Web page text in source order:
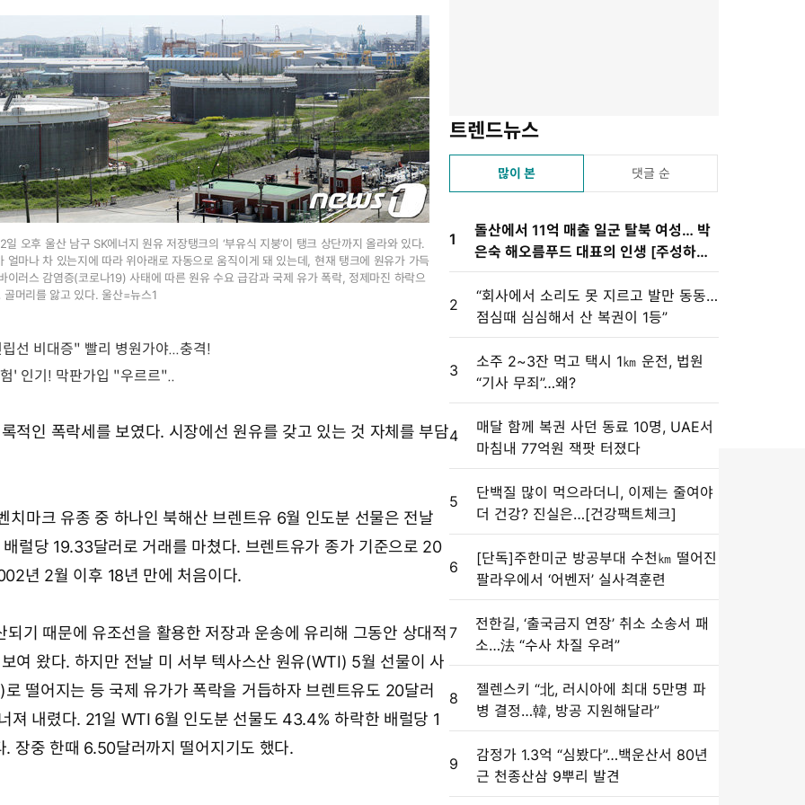
일 오후 울산 남구 SK에너지 원유 저장탱크의 ‘부유식 지붕’이 탱크 상단까지 올라와 있다.
얼마나 차 있는지에 따라 위아래로 자동으로 움직이게 돼 있는데, 현재 탱크에 원유가 가득
이러스 감염증(코로나19) 사태에 따른 원유 수요 급감과 국제 유가 폭락, 정제마진 하락으
머리를 앓고 있다. 울산=뉴스1
적인 폭락세를 보였다. 시장에선 원유를 갖고 있는 것 자체를 부담
치마크 유종 중 하나인 북해산 브렌트유 6월 인도분 선물은 전날
럴당 19.33달러로 거래를 마쳤다. 브렌트유가 종가 기준으로 20
년 2월 이후 18년 만에 처음이다.
되기 때문에 유조선을 활용한 저장과 운송에 유리해 그동안 상대적
여 왔다. 하지만 전날 미 서부 텍사스산 원유(WTI) 5월 선물이 사
떨어지는 등 국제 유가가 폭락을 거듭하자 브렌트유도 20달러
져 내렸다. 21일 WTI 6월 인도분 선물도 43.4% 하락한 배럴당 1
. 장중 한때 6.50달러까지 떨어지기도 했다.
트렌드뉴스
많이 본 댓글 순
1
돌산에서 11억 매출 일군 탈북 여성… 박
은숙 해오름푸드 대표의 인생 [주성하의
북에서 온 이웃]
2
“회사에서 소리도 못 지르고 발만 동동…
점심때 심심해서 산 복권이 1등”
3
소주 2~3잔 먹고 택시 1㎞ 운전, 법원
“기사 무죄”…왜?
4
매달 함께 복권 사던 동료 10명, UAE서
마침내 77억원 잭팟 터졌다
5
단백질 많이 먹으라더니, 이제는 줄여야
더 건강? 진실은…[건강팩트체크]
6
[단독]주한미군 방공부대 수천㎞ 떨어진
팔라우에서 ‘어벤저’ 실사격훈련
7
전한길, ‘출국금지 연장’ 취소 소송서 패
소…法 “수사 차질 우려”
8
젤렌스키 “北, 러시아에 최대 5만명 파
병 결정…韓, 방공 지원해달라”
9
감정가 1.3억 “심봤다”…백운산서 80년
근 천종산삼 9뿌리 발견